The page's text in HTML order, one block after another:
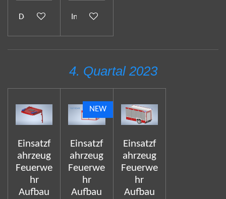
Details anzeigenIn den Warenkorb
4. Quartal 2023
Einsatzf
ahrzeug
Feuerwe
hr
Aufbau
NEW
Einsatzf
ahrzeug
Feuerwe
hr
Aufbau
Einsatzf
ahrzeug
Feuerwe
hr
Aufbau